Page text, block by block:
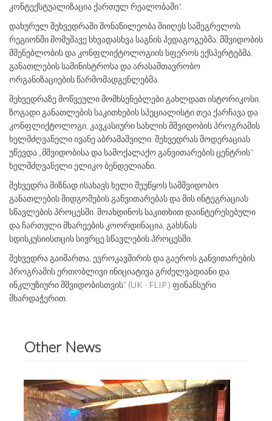
კონტექსტუალიზაცია ქართულ რეალობაში“.
დახურულ შეხვედრაში მონაწილეობა მიიღეს სამეგრელოს
რეგიონში მომუშავე სხვადასხვა საგნის პედაგოგებმა, მშვიდობის
მშენებლობის და კონფლიქტოლოგიის სფეროს ექსპერტებმა,
განათლების სამინისტროსა და არასამთავრობო
ორგანიზაციების წარმომადგენლებმა.
შეხვედრაზე მოწვეული მომხსენებლები გახლდათ ისტორიკოსი,
ზოგადი განათლების საკითხების სპეციალისტი თეა ქარჩავა და
კონფლიქტოლოგი, კავკასიური სახლის მშვიდობის პროგრამის
ხელმძღვანელი ივანე აბრამაშვილი. შეხვედრას მოდერაციას
უწევდა „მშვიდობისა და სამოქალაქო განვითარების ცენტრის“
ხელმძღვანელი ელიკო ბენდელიანი.
შეხვედრა მიზნად ისახავს ხელი შეუწყოს სამშვიდობო
განათლების მიდგომების განვითარებას და მის ინტეგრაციას
სწავლების პროცესში. მოახდინოს საკითხით დაინტერესებული
და ჩართული მხარეების კოორდინაცია, გახსნას
სდისკუსიისთცის სივრცე სწავლების პროცესში.
შეხვედრა გაიმართა, ევროკავშირის და გაეროს განვითარების
პროგრამის ერთობლივი ინიციატივა გრძელვადიანი და
ინკლუზიური მშვიდობისთვის” (UK - FLIP ) ფინანსური
მხარდაჭერით.
Other News